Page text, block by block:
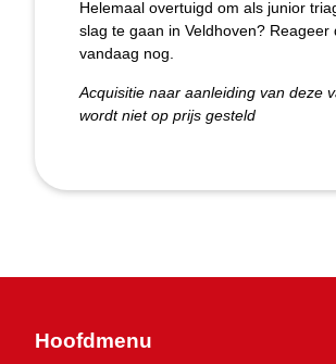
Helemaal overtuigd om als junior
slag te gaan in Veldhoven? Reageer
vandaag nog.
Acquisitie naar aanleiding van deze
wordt niet op prijs gesteld
Hoofdmenu